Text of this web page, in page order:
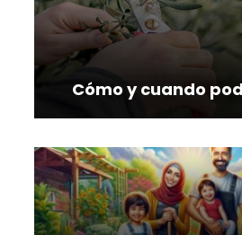
Cómo y cuando